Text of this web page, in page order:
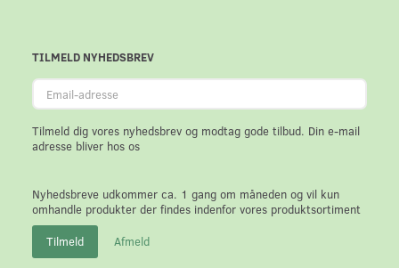
TILMELD NYHEDSBREV
Email-
adresse
Tilmeld dig vores nyhedsbrev og modtag gode tilbud. Din e-mail
adresse bliver hos os
Nyhedsbreve udkommer ca. 1 gang om måneden og vil kun
omhandle produkter der findes indenfor vores produktsortiment
Tilmeld Afmeld